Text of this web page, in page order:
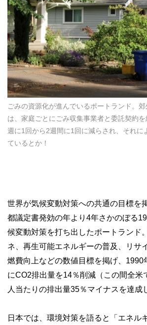
ごみの資源化が進んでいるポートランド。
は、家庭ごとにごみ収集事業者と委託契約
週に1回から2週間に1回に減らされ、それに
ているとか！
世界が気候変動対策への共通の目標を
都議定書発効の年より4年さかのぼる
候変動対策を打ち出したポートランド
ネ、再生可能エネルギーの普及、リサ
燃費向上などの数値目標を掲げ、1990
にCO2排出量を14％削減（この間全米
人当たりの排出量35％マイナスを達成
日本では、環境対策を語ると「エネル